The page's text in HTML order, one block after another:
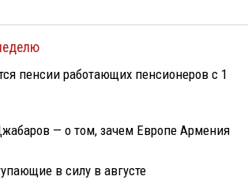
пенсии работающих пенсионеров с 1
— о том, зачем Европе Армения
в силу в августе